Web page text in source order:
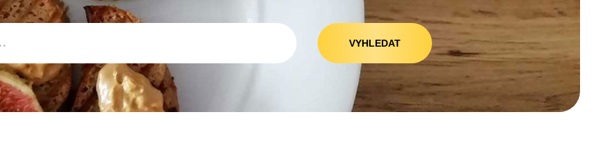
VYHLEDAT